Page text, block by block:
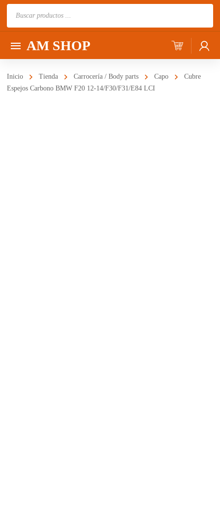
AM SHOP
Inicio Tienda Carrocería / Body parts Capo
Cubre
Espejos Carbono BMW F20 12-14/F30/F31/E84 LCI